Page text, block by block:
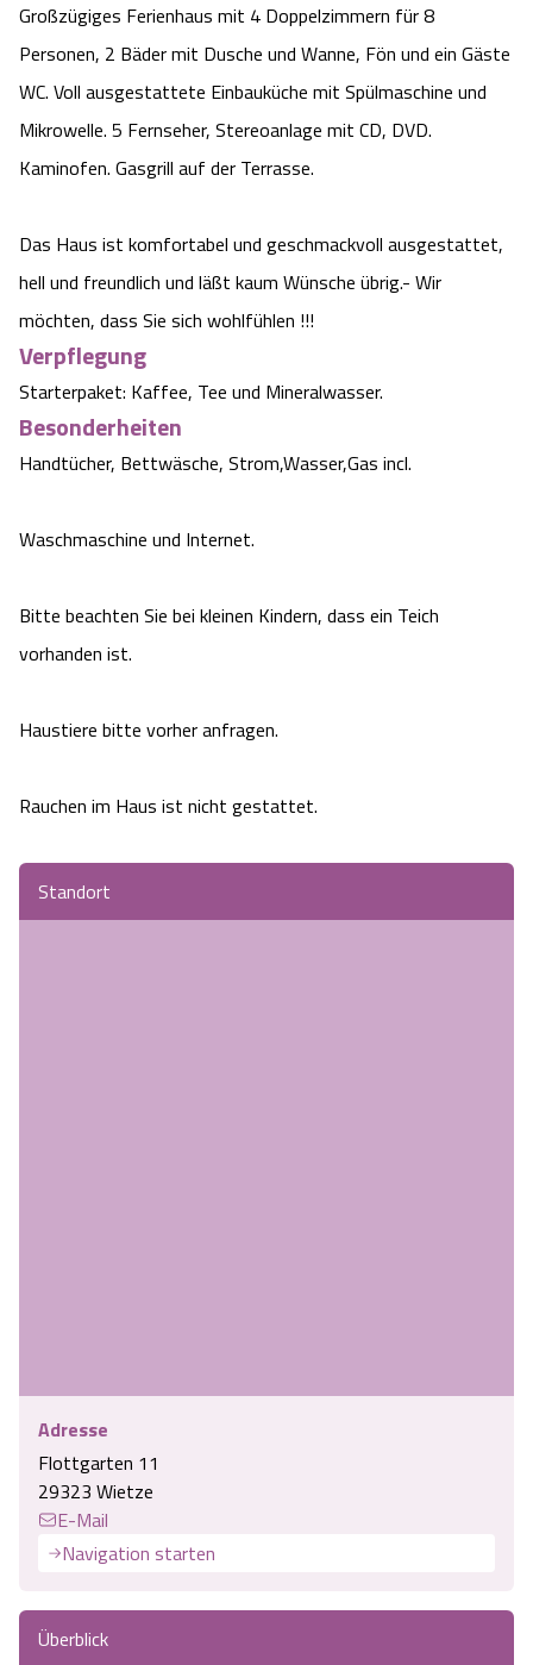
Großzügiges Ferienhaus mit 4 Doppelzimmern für 8
Personen, 2 Bäder mit Dusche und Wanne, Fön und ein Gäste
WC. Voll ausgestattete Einbauküche mit Spülmaschine und
Mikrowelle. 5 Fernseher, Stereoanlage mit CD, DVD.
Kaminofen. Gasgrill auf der Terrasse.
Das Haus ist komfortabel und geschmackvoll ausgestattet,
hell und freundlich und läßt kaum Wünsche übrig.- Wir
möchten, dass Sie sich wohlfühlen !!!
Verpflegung
Starterpaket: Kaffee, Tee und Mineralwasser.
Besonderheiten
Handtücher, Bettwäsche, Strom,Wasser,Gas incl.
Waschmaschine und Internet.
Bitte beachten Sie bei kleinen Kindern, dass ein Teich
vorhanden ist.
Haustiere bitte vorher anfragen.
Rauchen im Haus ist nicht gestattet.
Standort
Adresse
Flottgarten 11
29323 Wietze
E-Mail
Navigation starten
Überblick